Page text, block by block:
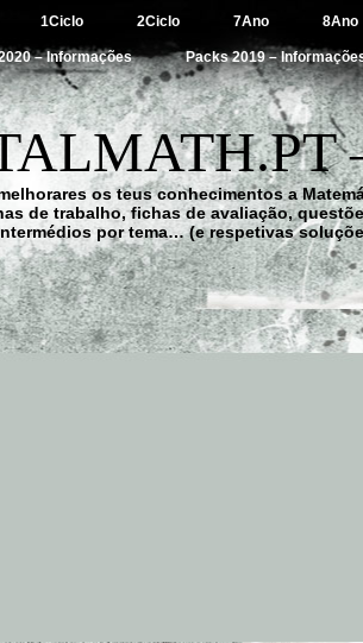
1Ciclo 2Ciclo 7Ano 8Ano
– Informações Packs 2019 –
os teus conhecimentos a
de trabalho, fichas de avaliação,
por tema… (e respetivas